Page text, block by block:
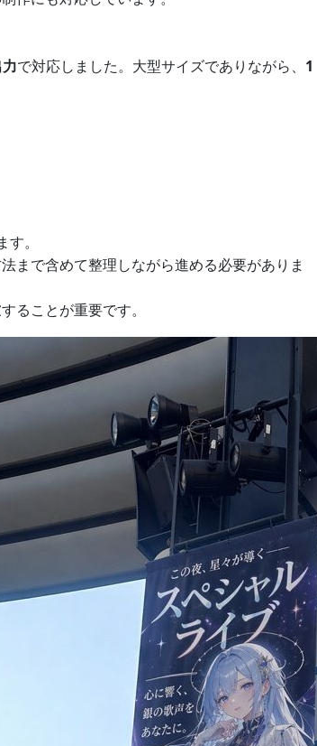
で対応しました。大型サイズでありながら、 1
。
まで含めて整理しながら進める必要がありま
ることが重要です。